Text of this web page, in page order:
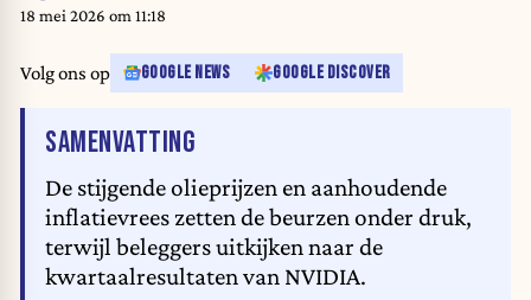
percent at 40,518.87, and the S&P was 0.1 percent lower at 5,536.08. The
AFP)
18 mei 2026 om 11:18
Volg ons op GOOGLE NEWS GOOGLE DISCOVER
SAMENVATTING
De stijgende olieprijzen en aanhoudende
inflatievrees zetten de beurzen onder druk,
terwijl beleggers uitkijken naar de
kwartaalresultaten van NVIDIA.